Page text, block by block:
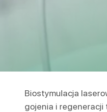
Biostymulacja
gojenia i regeneracji